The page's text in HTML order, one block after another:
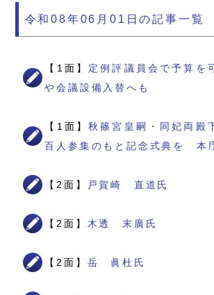
令和08年06月01日の記事一覧
【1面】 定例評議員会で予算
や会議設備入替へも
【1面】秋篠宮皇嗣・同妃両
百人参集のもと記念式典を 本
【2面】 戸賀崎 直道氏
【2面】 木透 末廣氏
【2面】 岳 眞杜氏